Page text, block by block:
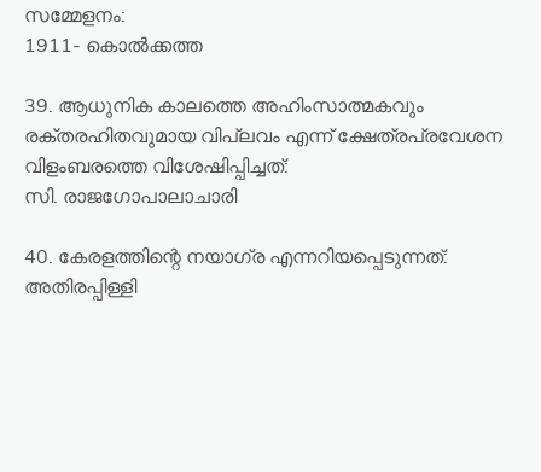
സമ്മേളനം:
1911- കൊൽക്കത്ത
39. ആധുനിക കാലത്തെ അഹിംസാത്മകവും
രക്തരഹിതവുമായ വിപ്ലവം എന്ന് ക്ഷേത്രപ്രവേശന
വിളംബരത്തെ വിശേഷിപ്പിച്ചത്:
സി. രാജഗോപാലാചാരി
40. കേരളത്തിന്റെ നയാഗ്ര എന്നറിയപ്പെടുന്നത്:
അതിരപ്പിള്ളി